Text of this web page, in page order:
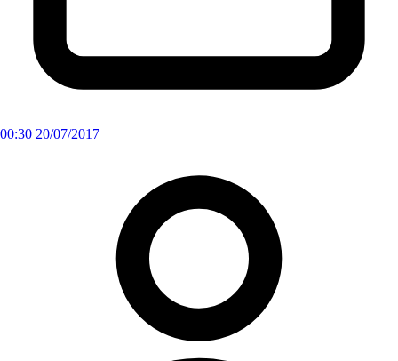
00:30 20/07/2017